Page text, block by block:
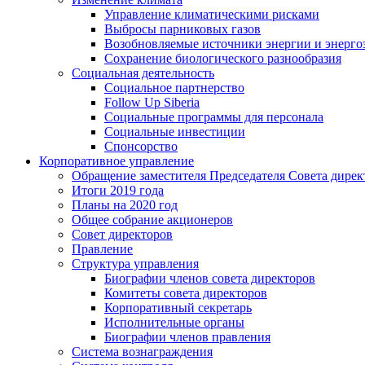
Управление климатическими рисками
Выбросы парниковых газов
Возобновляемые источники энергии и
Сохранение биологического разнообразия
Социальная деятельность
Социальное партнерство
Follow Up Siberia
Социальные программы для персонала
Социальные инвестиции
Спонсорство
Корпоративное управление
Обращение заместителя Председателя Совета
Итоги 2019 года
Планы на 2020 год
Общее собрание акционеров
Совет директоров
Правление
Структура управления
Биографии членов совета директоров
Комитеты совета директоров
Корпоративный секретарь
Исполнительные органы
Биографии членов правления
Система вознаграждения